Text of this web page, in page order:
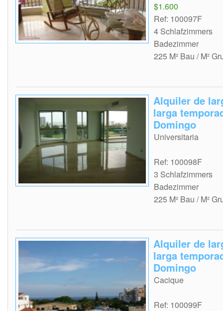
$1.600
Ref: 100097F
4 Schlafzimmers
Badezimmer
225 M² Bau / M²
Alquiler de
larga
Domingo
Universitaria
Ref: 100098F
3 Schlafzimmers
Badezimmer
225 M² Bau / M²
Alquiler de
larga
Domingo
Cacique
Ref: 100099F